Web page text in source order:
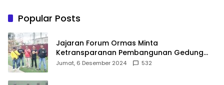
Popular Posts
Jajaran Forum Ormas Minta
Ketransparanan Pembangunan Gedung
Damkar Di Kecamatan Cisoka
Jumat, 6 Desember 2024 532